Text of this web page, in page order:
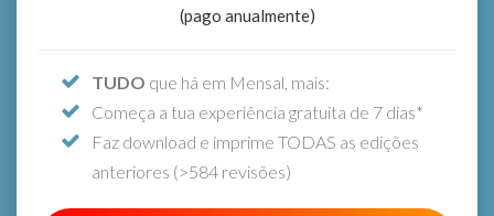
(pago anualmente)
TUDO que há em Mensal, mais:
Começa a tua experiência gratuita de 7 dias*
Faz download e imprime TODAS as edições
anteriores (>584 revisões)